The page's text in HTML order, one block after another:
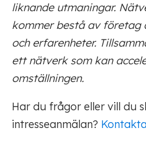
liknande utmaningar.
kommer bestå av företag
och erfarenheter.
ett nätverk som kan
omställningen.
Har du frågor eller vill du
intresseanmälan?